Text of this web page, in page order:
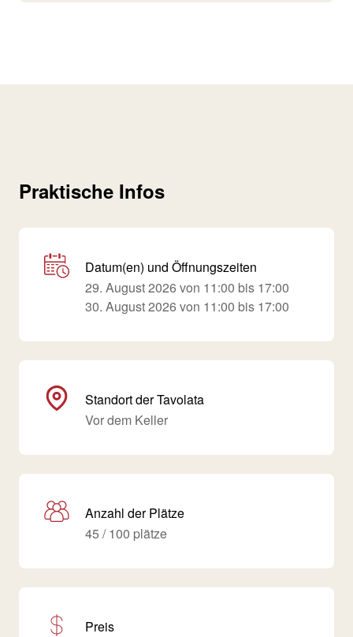
Praktische Infos
Datum(en) und Öffnungszeiten
29. August 2026 von 11:00 bis 17:00
30. August 2026 von 11:00 bis 17:00
Standort der Tavolata
Vor dem Keller
Anzahl der Plätze
45 / 100 plätze
Preis